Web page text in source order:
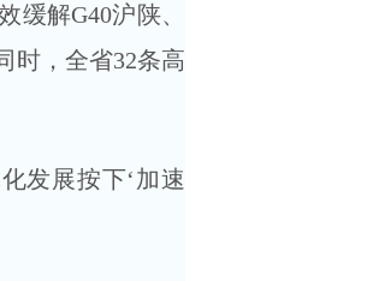
解G40沪陕、
时，全省32条高
发展按下‘加速